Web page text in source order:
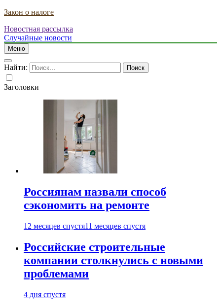
Закон о налоге
Новостная рассылка
Случайные новости
Меню
Найти:
Заголовки
Россиянам назвали способ
сэкономить на ремонте
12 месяцев спустя11 месяцев спустя
Российские строительные
компании столкнулись с новыми
проблемами
4 дня спустя